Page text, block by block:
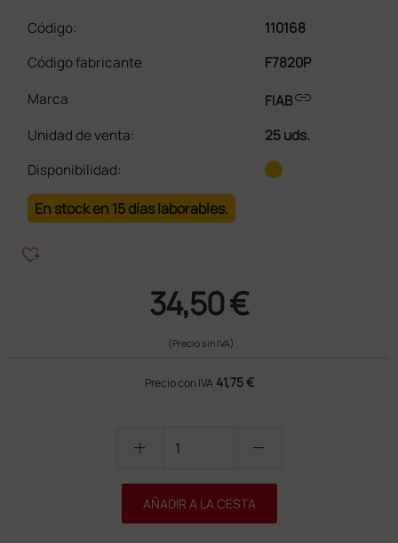
Código:
110168
Código fabricante
F7820P
Marca
FIABlink
Unidad de venta:
25 uds.
Disponibilidad:
En stock en 15 días laborables.
heart_plus
34,50 €
(Precio sin IVA)
Precio con IVA 41,75 €
add remove
AÑADIR A LA CESTA